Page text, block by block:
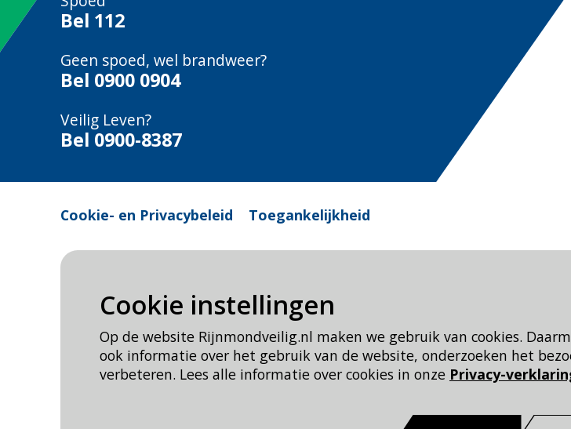
Cookie instellingen
Op de website Rijnmondveilig.nl maken we gebruik van cookies.
ook informatie over het gebruik van de website, onderzoeken het
verbeteren. Lees alle informatie over cookies in onze Privacy-
Bel 112
Geen spoed, wel brandweer?
Bel 0900 0904
Veilig Leven?
Bel 0900-8387
Cookie- en Privacybeleid Toegankelijkheid